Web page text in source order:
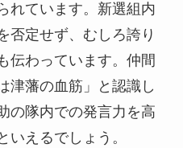
れています。新選組内
否定せず、むしろ誇り
伝わっています。仲間
津藩の血筋」と認識し
の隊内での発言力を高
いえるでしょう。